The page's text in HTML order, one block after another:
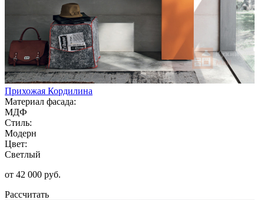
Прихожая Кордилина
Материал фасада:
МДФ
Стиль:
Модерн
Цвет:
Светлый
от 42 000 руб.
Рассчитать